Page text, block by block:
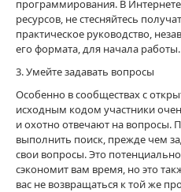
программирования. В
ресурсов, не стесняйтесь
практическое руководство,
его формата, для начала работы.
3. Умейте задавать вопросы
Особенно в сообществах с
исходным кодом участники
и охотно отвечают на вопросы.
выполнить поиск, прежде чем
свои вопросы. Это потенциально
сэкономит вам время, но это
вас не возвращаться к той же